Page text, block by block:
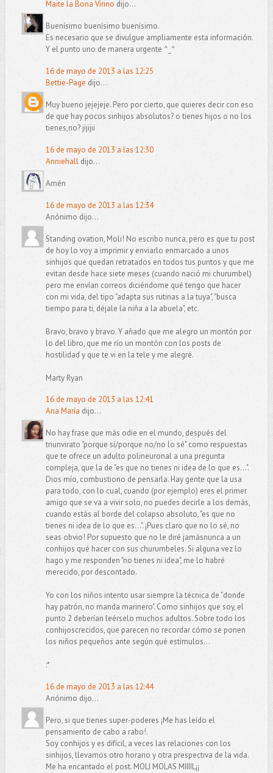
Maite la Bona Virino dijo...
Buenísimo buenísimo buenísimo.
Es necesario que se divulgue ampliamente esta información.
Y el punto uno de manera urgente ^_^
16 de mayo de 2013 a las 12:25
Bettie-Page dijo...
Muy bueno jejejeje. Pero por cierto, que quieres decir con eso
de que hay pocos sinhijos absolutos? o tienes hijos o no los
tienes,no? jijijii
16 de mayo de 2013 a las 12:30
Anniehalldijo...
Amén
16 de mayo de 2013 a las 12:34
Anónimo dijo...
Standing ovation, Moli! No escribo nunca, pero es que tu post
de hoy lo voy a imprimir y enviarlo enmarcado a unos
sinhijos que quedan retratados en todos tus puntos y que me
evitan desde hace siete meses (cuando nació mi churumbel)
pero me envían correos diciéndome qué tengo que hacer
con mi vida, del tipo "adapta sus rutinas a la tuya", "busca
tiempo para ti, déjale la niña a la abuela", etc.
Bravo, bravo y bravo. Y añado que me alegro un montón por
lo del libro, que me río un montón con los posts de
hostilidad y que te vi en la tele y me alegré.
Marty Ryan
16 de mayo de 2013 a las 12:41
Ana María dijo...
No hay frase que más odie en el mundo, después del
triunvirato "porque sí/porque no/no lo sé" como respuestas
que te ofrece un adulto polineuronal a una pregunta
compleja, que la de "es que no tienes ni idea de lo que es...".
Dios mío, combustiono de pensarla. Hay gente que la usa
para todo, con lo cual, cuando (por ejemplo) eres el primer
amigo que se va a vivir solo, no puedes decirle a los demás,
cuando estás al borde del colapso absoluto, "es que no
tienes ni idea de lo que es...". ¡Pues claro que no lo sé, no
seas obvio! Por supuesto que no le diré jamásnunca a un
conhijos qué hacer con sus churumbeles. Si alguna vez lo
hago y me responden "no tienes ni idea", me lo habré
merecido, por descontado.
Yo con los niños intento usar siempre la técnica de "donde
hay patrón, no manda marinero". Como sinhijos que soy, el
punto 2 deberían leérselo muchos adultos. Sobre todo los
conhijoscrecidos, que parecen no recordar cómo se ponen
los niños pequeños ante según qué estímulos...
:*
16 de mayo de 2013 a las 12:44
Anónimo dijo...
Pero, si que tienes super-poderes ¡Me has leído el
pensamiento de cabo a rabo!.
Soy conhijos y es difícil, a veces las relaciones con los
sinhijos, llevamos otro horario y otra prespectiva de la vida.
Me ha encantado el post. MOLI MOLAS MIIIIL¡¡